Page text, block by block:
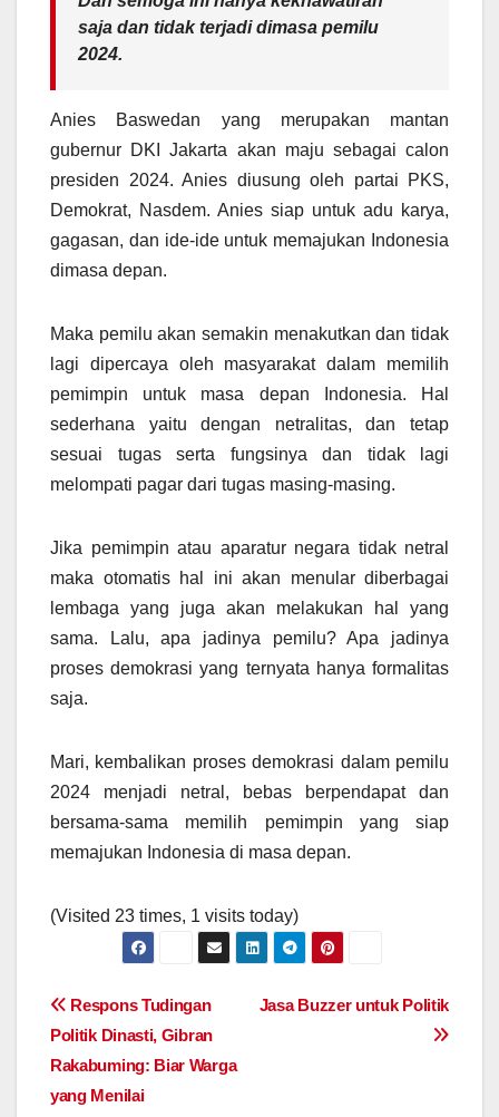
saja dan tidak terjadi dimasa pemilu
2024.
Anies Baswedan yang merupakan mantan
gubernur DKI Jakarta akan maju sebagai calon
presiden 2024. Anies diusung oleh partai PKS,
Demokrat, Nasdem. Anies siap untuk adu karya,
gagasan, dan ide-ide untuk memajukan Indonesia
dimasa depan.
Maka pemilu akan semakin menakutkan dan tidak
lagi dipercaya oleh masyarakat dalam memilih
pemimpin untuk masa depan Indonesia. Hal
sederhana yaitu dengan netralitas, dan tetap
sesuai tugas serta fungsinya dan tidak lagi
melompati pagar dari tugas masing-masing.
Jika pemimpin atau aparatur negara tidak netral
maka otomatis hal ini akan menular diberbagai
lembaga yang juga akan melakukan hal yang
sama. Lalu, apa jadinya pemilu? Apa jadinya
proses demokrasi yang ternyata hanya formalitas
saja.
Mari, kembalikan proses demokrasi dalam pemilu
2024 menjadi netral, bebas berpendapat dan
bersama-sama memilih pemimpin yang siap
memajukan Indonesia di masa depan.
(Visited 23 times, 1 visits today)
Post
navigation
Jasa Buzzer untuk Politik
Respons Tudingan
Politik Dinasti, Gibran
Rakabuming: Biar Warga
yang Menilai